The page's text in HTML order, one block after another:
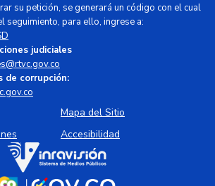
su petición, se generará un código con el cual
seguimiento, para ello, ingrese a:
judiciales
de corrupción:
Mapa del Sitio
Accesibilidad